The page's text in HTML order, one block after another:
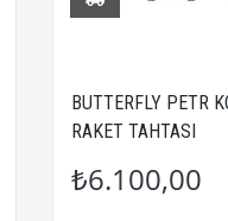
BUTTERFLY PETR
RAKET TAHTASI
₺6.100,00